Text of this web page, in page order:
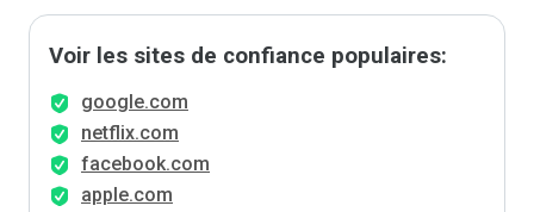
Voir les sites de confiance populaires:
google.com
netflix.com
facebook.com
apple.com